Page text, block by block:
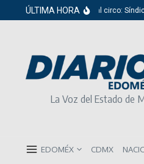
Saltar al contenido
ÚLTIMA HORA
Del cabildo al circo: Síndica de
La Voz del Estado de
EDOMÉX CDMX